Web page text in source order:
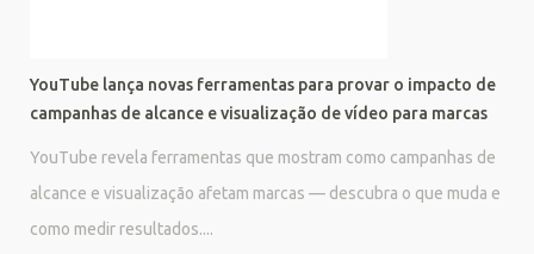
YouTube lança novas ferramentas para provar o impacto de
campanhas de alcance e visualização de vídeo para marcas
YouTube revela ferramentas que mostram como campanhas de
alcance e visualização afetam marcas — descubra o que muda e
como medir resultados....